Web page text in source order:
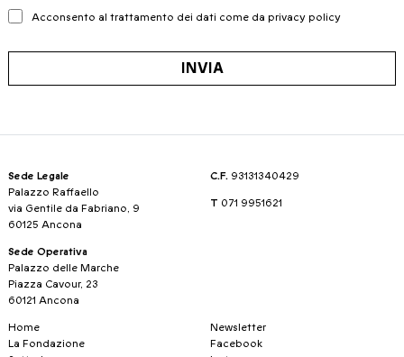
Acconsento al trattamento dei dati come da privacy policy
INVIA
Sede Legale
Palazzo Raffaello
via Gentile da Fabriano, 9
60125 Ancona
Sede Operativa
Palazzo delle Marche
Piazza Cavour, 23
60121 Ancona
C.F. 93131340429
T 071 9951621
Home
La Fondazione
Newsletter
Facebook